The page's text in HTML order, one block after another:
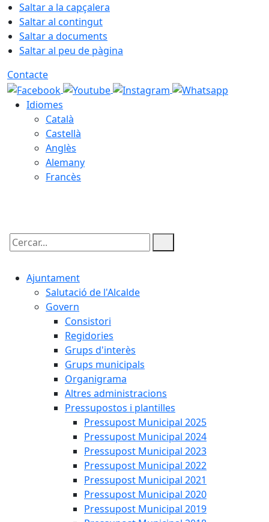
Saltar a la capçalera
Saltar al contingut
Saltar a documents
Saltar al peu de pàgina
Contacte
Idiomes
Català
Castellà
Anglès
Alemany
Francès
Cercar:
Ajuntament
Salutació de l'Alcalde
Govern
Consistori
Regidories
Grups d'interès
Grups municipals
Organigrama
Altres administracions
Pressupostos i plantilles
Pressupost Municipal 2025
Pressupost Municipal 2024
Pressupost Municipal 2023
Pressupost Municipal 2022
Pressupost Municipal 2021
Pressupost Municipal 2020
Pressupost Municipal 2019